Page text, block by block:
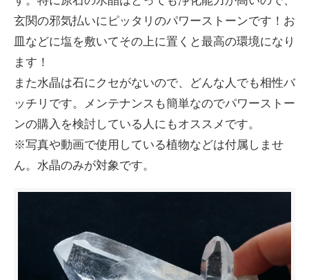
玄関の邪気払いにピッタリのパワーストーンです！お
皿などに塩を敷いてその上に置くと最高の環境になり
ます！
また水晶は石にクセがないので、どんな人でも相性バ
ッチリです。メンテナンスも簡単なのでパワーストー
ンの購入を検討している人にもオススメです。
※写真や動画で使用している植物などは付属しませ
ん。水晶のみが対象です。